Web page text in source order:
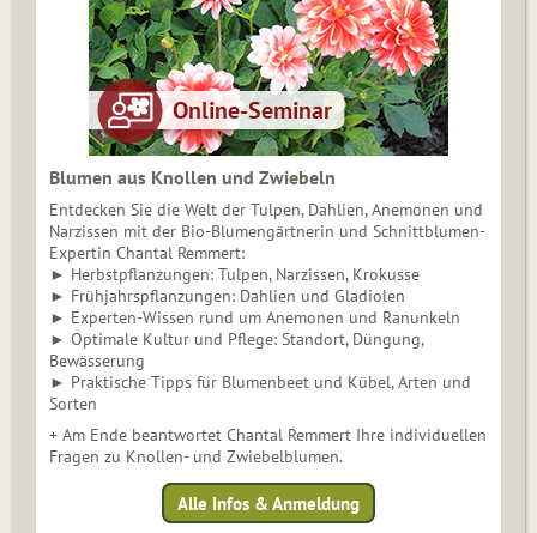
Blumen aus Knollen und Zwiebeln
Entdecken Sie die Welt der Tulpen, Dahlien, Anemonen und
Narzissen mit der Bio-Blumengärtnerin und Schnittblumen-
Expertin Chantal Remmert:
► Herbstpflanzungen: Tulpen, Narzissen, Krokusse
► Frühjahrspflanzungen: Dahlien und Gladiolen
► Experten-Wissen rund um Anemonen und Ranunkeln
► Optimale Kultur und Pflege: Standort, Düngung,
Bewässerung
► Praktische Tipps für Blumenbeet und Kübel, Arten und
Sorten
+ Am Ende beantwortet Chantal Remmert Ihre individuellen
Fragen zu Knollen- und Zwiebelblumen.
Alle Infos & Anmeldung